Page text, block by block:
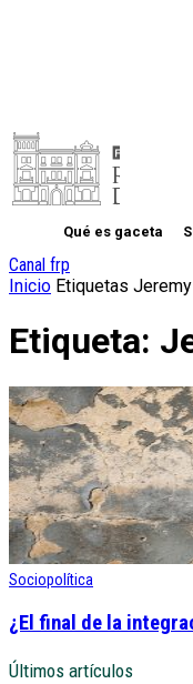
Qué es gaceta
Canal frp
Inicio Etiquetas
Etiqueta:
Sociopolítica
¿El final de la
Últimos artículos